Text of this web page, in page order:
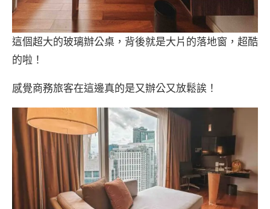
這個超大的玻璃辦公桌，背後就是大片的落地窗，超酷
的啦！
感覺商務旅客在這邊真的是又辦公又放鬆誒！